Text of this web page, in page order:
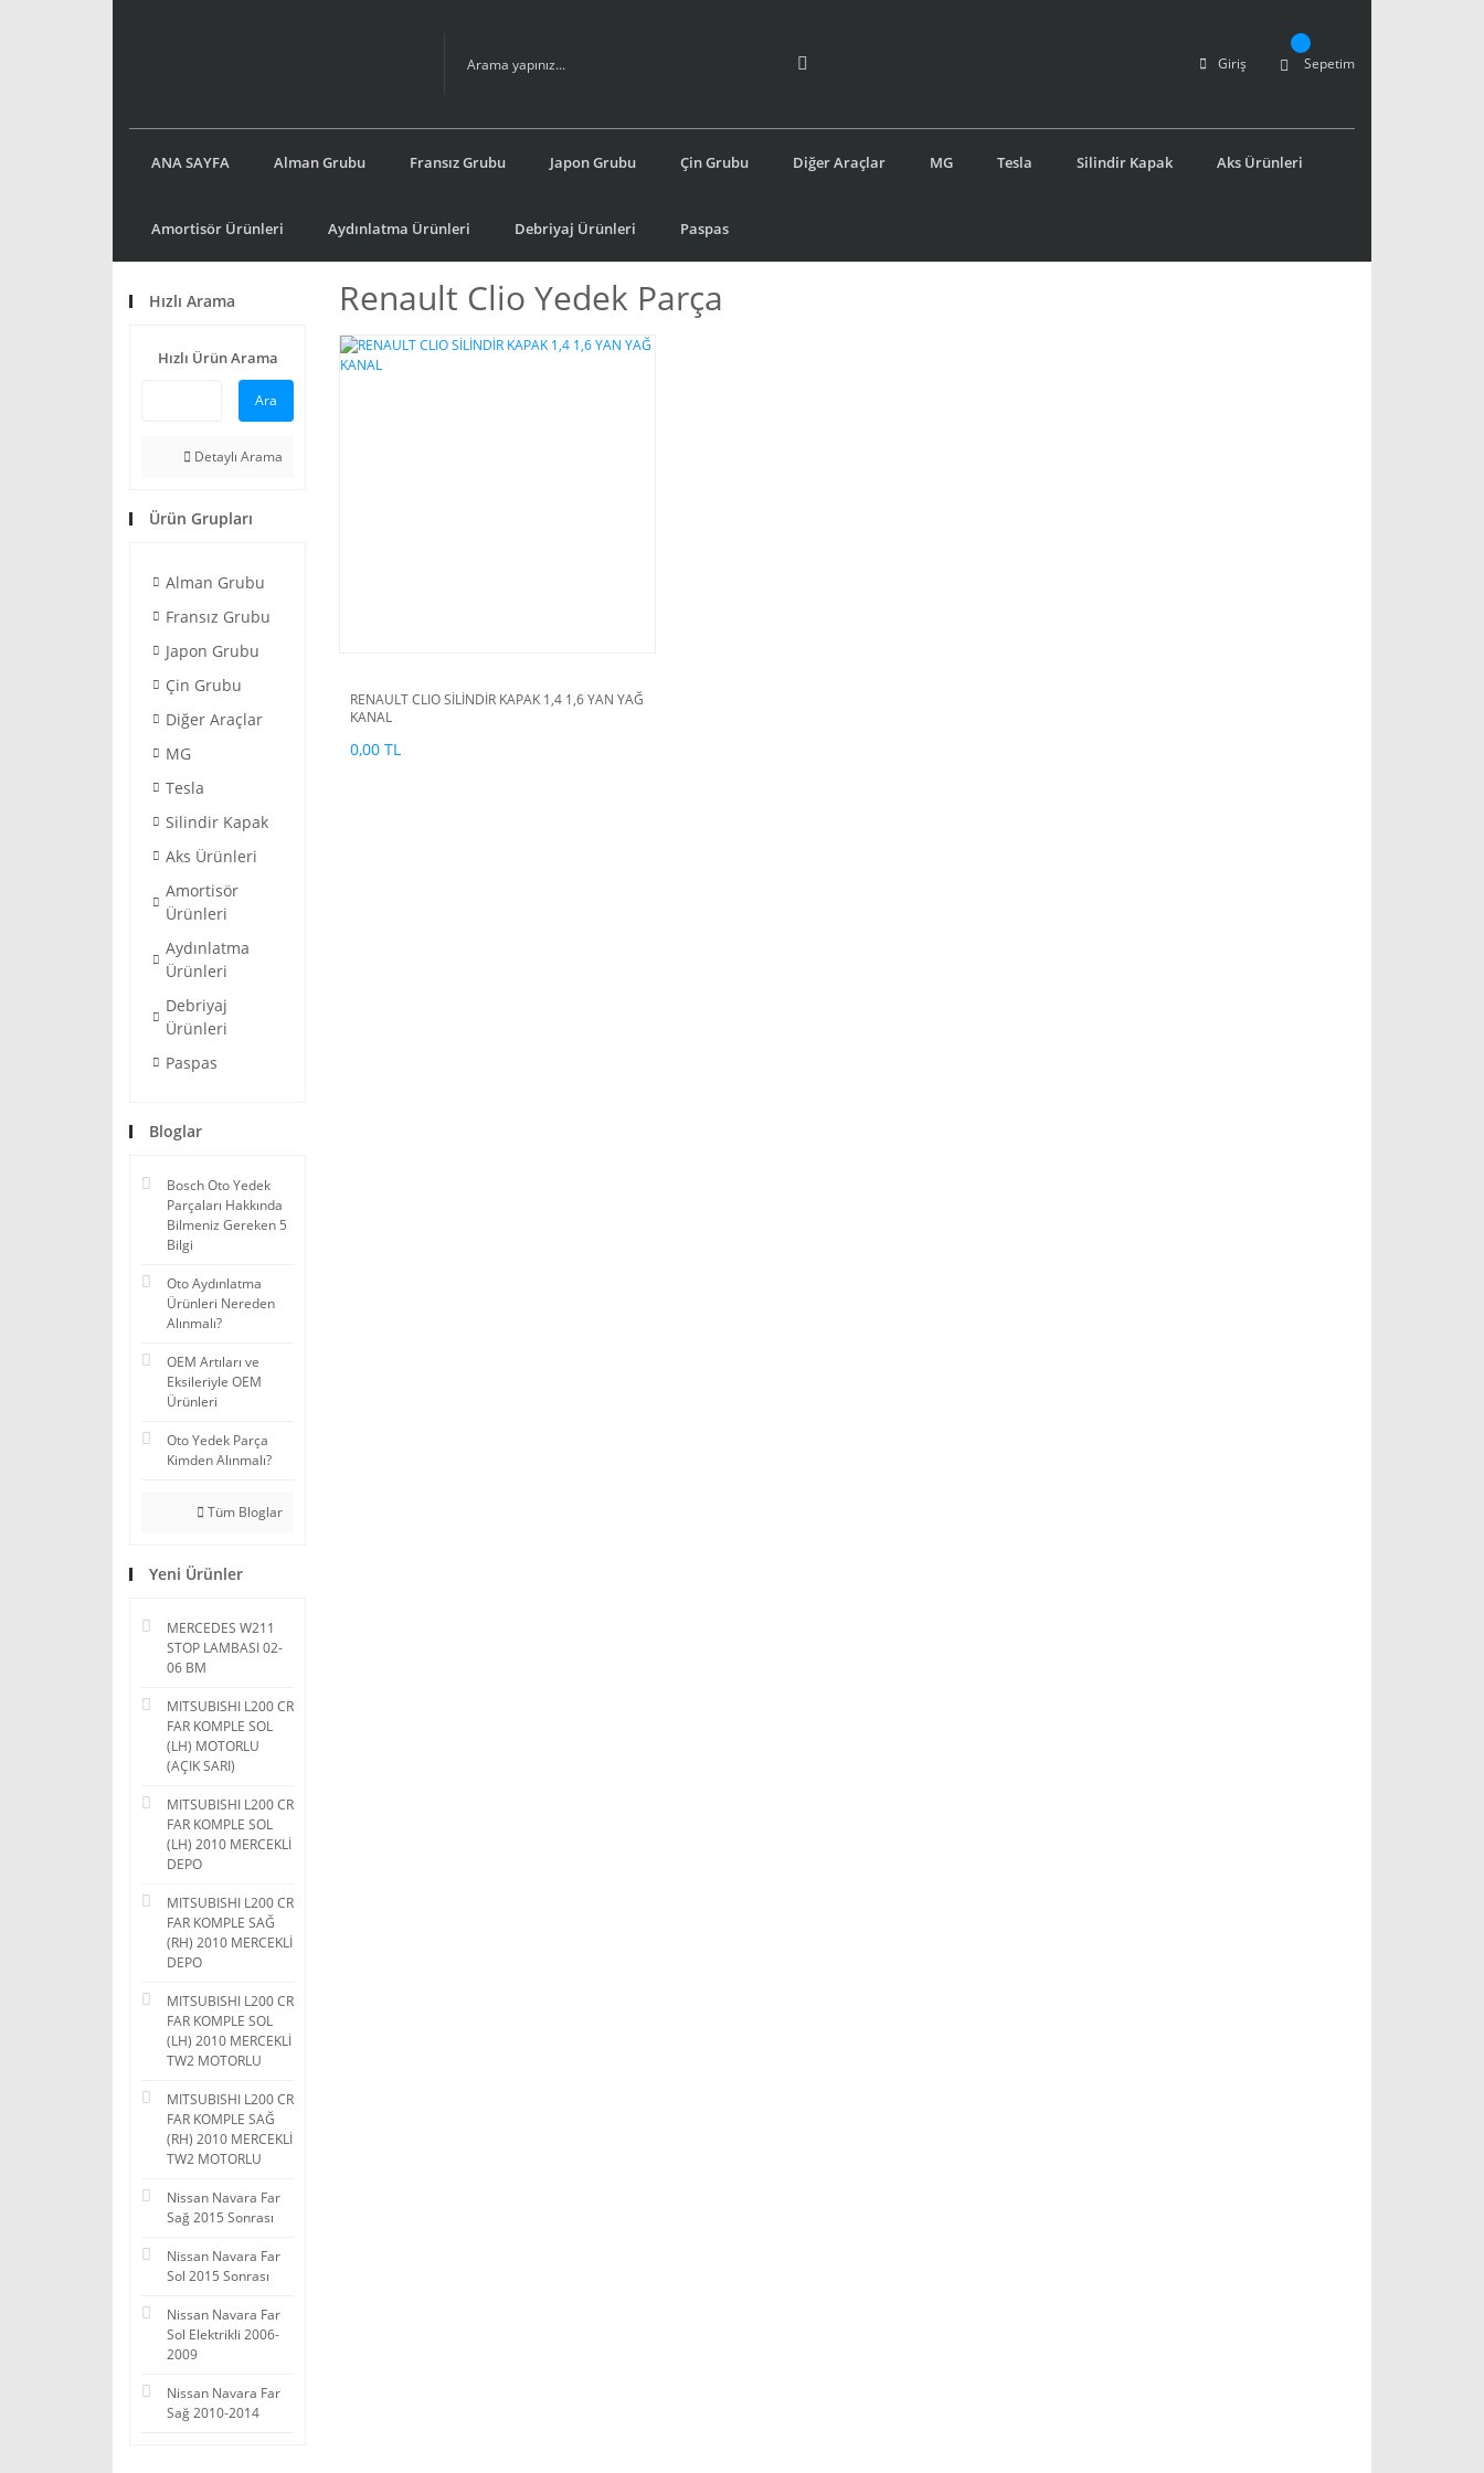
Giriş Sepetim
ANA SAYFA Alman Grubu Fransız Grubu Japon Grubu Çin Grubu Diğer Araçlar MG Tesla Silindir Kapak Aks Ürünleri
Amortisör Ürünleri Aydınlatma Ürünleri Debriyaj Ürünleri Paspas
Hızlı Arama
Hızlı Ürün Arama
Ara
Detaylı Arama
Ürün Grupları
Alman Grubu
Fransız Grubu
Japon Grubu
Çin Grubu
Diğer Araçlar
MG
Tesla
Silindir Kapak
Aks Ürünleri
Amortisör
Ürünleri
Aydınlatma
Ürünleri
Debriyaj
Ürünleri
Paspas
Bloglar
Bosch Oto Yedek
Parçaları Hakkında
Bilmeniz Gereken 5
Bilgi
Oto Aydınlatma
Ürünleri Nereden
Alınmalı?
OEM Artıları ve
Eksileriyle OEM
Ürünleri
Oto Yedek Parça
Kimden Alınmalı?
Tüm Bloglar
Yeni Ürünler
MERCEDES W211
STOP LAMBASI 02-
06 BM
MITSUBISHI L200 CR
FAR KOMPLE SOL
(LH) MOTORLU
(AÇIK SARI)
MITSUBISHI L200 CR
FAR KOMPLE SOL
(LH) 2010 MERCEKLİ
DEPO
MITSUBISHI L200 CR
FAR KOMPLE SAĞ
(RH) 2010 MERCEKLİ
DEPO
MITSUBISHI L200 CR
FAR KOMPLE SOL
(LH) 2010 MERCEKLİ
TW2 MOTORLU
MITSUBISHI L200 CR
FAR KOMPLE SAĞ
(RH) 2010 MERCEKLİ
TW2 MOTORLU
Nissan Navara Far
Sağ 2015 Sonrası
Nissan Navara Far
Sol 2015 Sonrası
Nissan Navara Far
Sol Elektrikli 2006-
2009
Nissan Navara Far
Sağ 2010-2014
Renault Clio Yedek Parça
RENAULT CLIO SİLİNDİR KAPAK 1,4 1,6 YAN YAĞ
KANAL
0,00 TL